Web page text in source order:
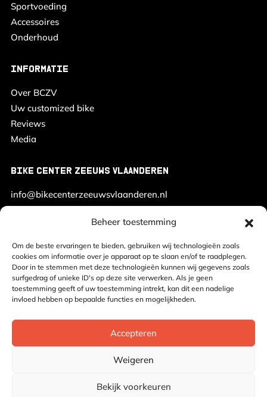
Beheer toestemming
Om de beste ervaringen te bieden, gebruiken wij technologieën zoals
cookies om informatie over je apparaat op te slaan en/of te raadplegen.
Door in te stemmen met deze technologieën kunnen wij gegevens zoals
surfgedrag of unieke ID's op deze site verwerken. Als je geen
toestemming geeft of uw toestemming intrekt, kan dit een nadelige
invloed hebben op bepaalde functies en mogelijkheden.
Accepteren
Weigeren
Bekijk voorkeuren
Sportvoeding
Accessoires
Onderhoud
INFORMATIE
Over BCZV
Uw customized bike
Reviews
Media
BIKE CENTER ZEEUWS VLAANDEREN
info@bikecenterzeeuwsvlaanderen.nl
© 2026 Bike Center Zeeuws Vlaanderen - Het adres voor exclusieve